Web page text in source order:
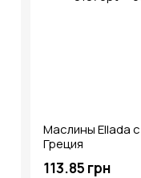
Маслины Ellada
Греция
113.85 грн